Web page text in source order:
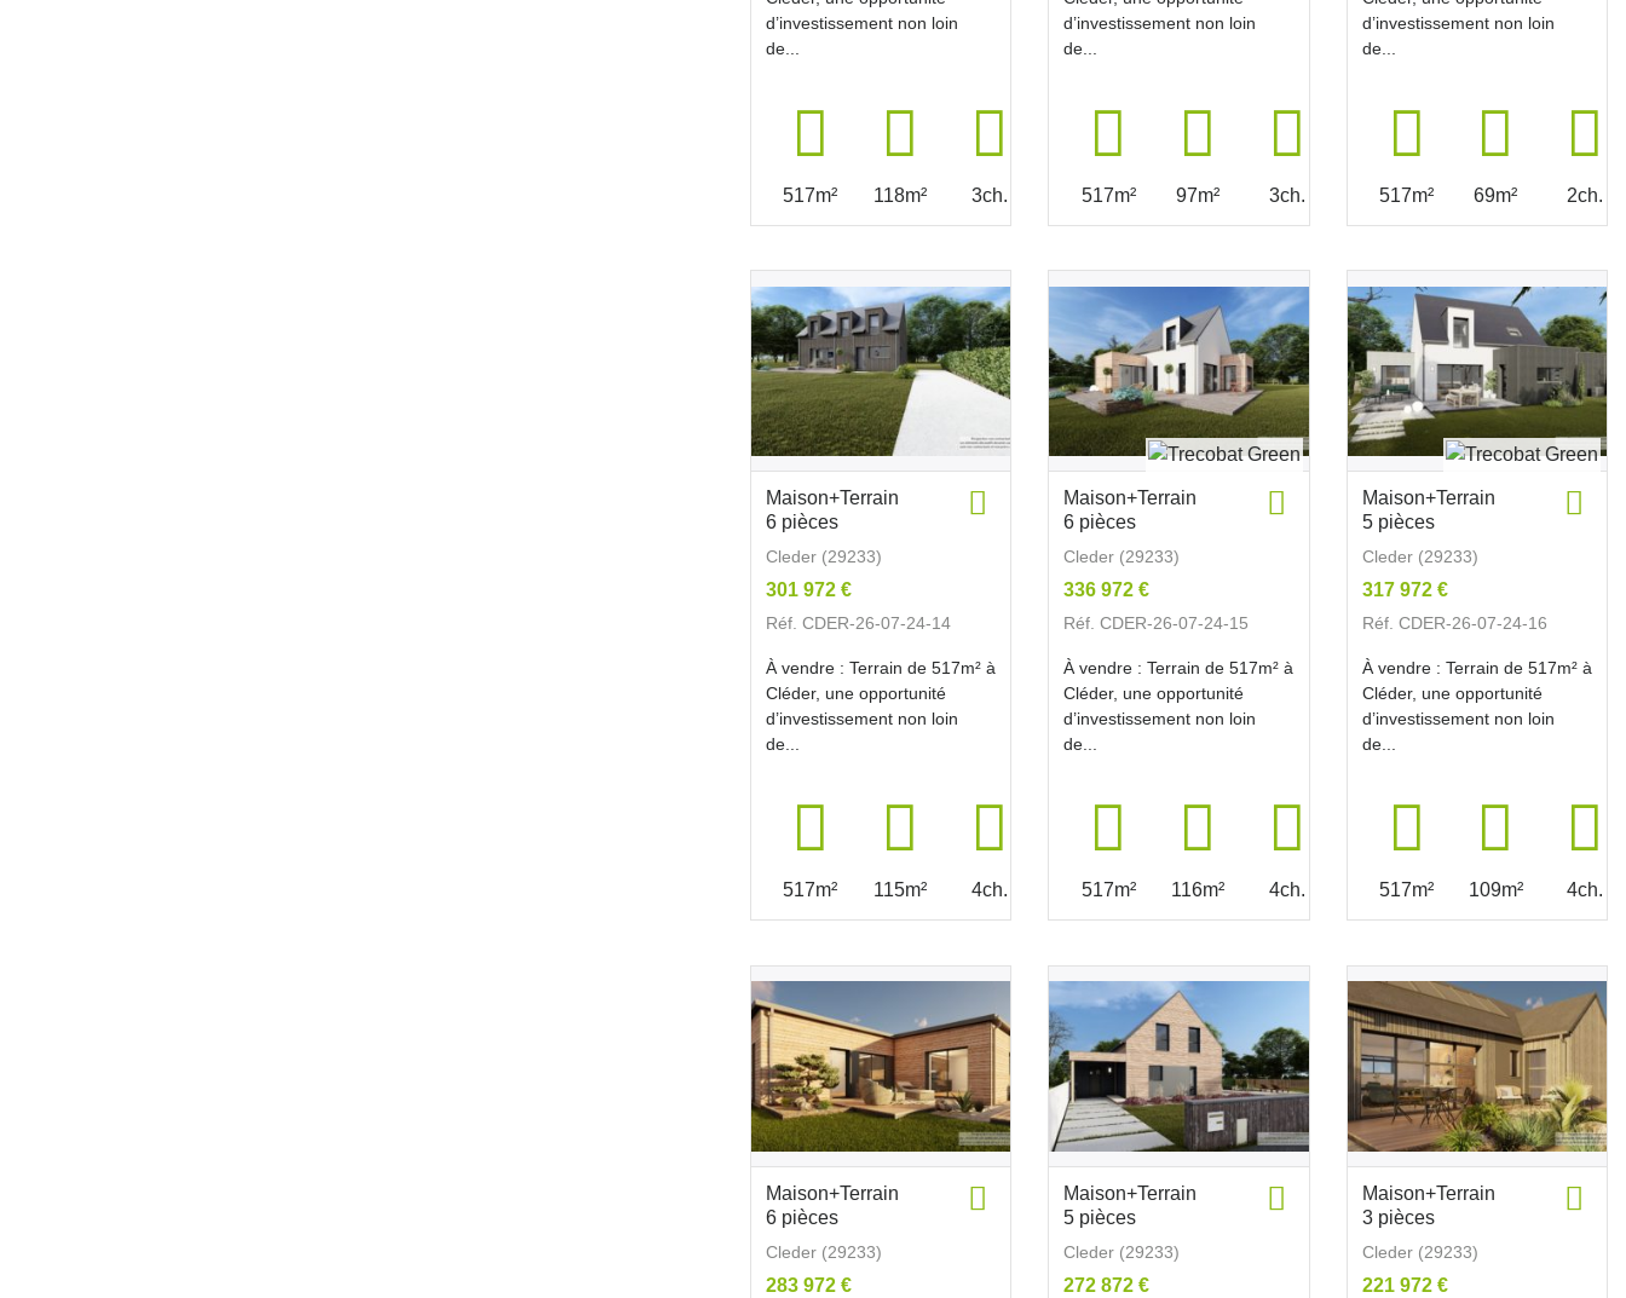
d’investissement non loin
de...
517m² 118m² 3ch.
d’investissement non loin
de...
517m² 97m² 3ch.
d’investissement non loin
de...
517m² 69m² 2ch.
Maison+Terrain
6 pièces
Cleder (29233)
301 972 €
Réf. CDER-26-07-24-14
À vendre : Terrain de 517m² à
Cléder, une opportunité
d’investissement non loin
de...
517m² 115m² 4ch.
Maison+Terrain
6 pièces
Cleder (29233)
336 972 €
Réf. CDER-26-07-24-15
À vendre : Terrain de 517m² à
Cléder, une opportunité
d’investissement non loin
de...
517m² 116m² 4ch.
Maison+Terrain
5 pièces
Cleder (29233)
317 972 €
Réf. CDER-26-07-24-16
À vendre : Terrain de 517m² à
Cléder, une opportunité
d’investissement non loin
de...
517m² 109m² 4ch.
Maison+Terrain
6 pièces
Cleder (29233)
283 972 €
Maison+Terrain
5 pièces
Cleder (29233)
272 872 €
Maison+Terrain
3 pièces
Cleder (29233)
221 972 €